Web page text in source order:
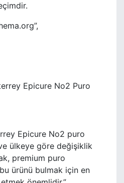
Epicure No2 Puro
Epicure No2 puro
ülkeye göre değişiklik
premium puro
ürünü bulmak için en